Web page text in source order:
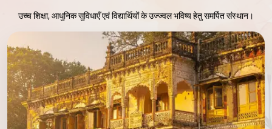
उच्च शिक्षा, आधुनिक सुविधाएँ एवं विद्यार्थियों के उज्ज्वल भविष्य हेतु समर्पित संस्थान।